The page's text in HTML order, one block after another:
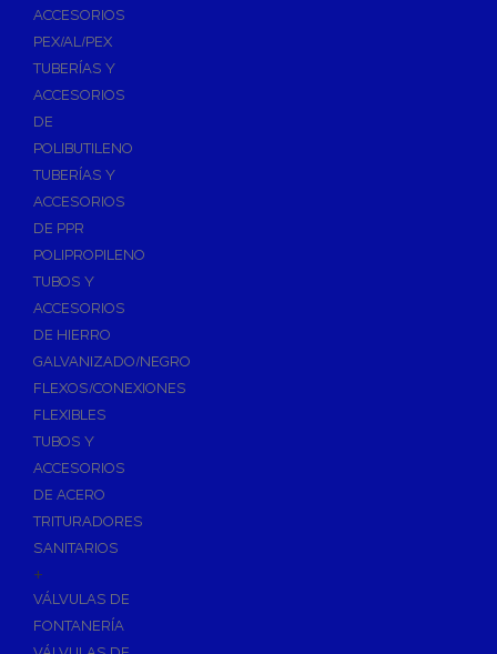
ACCESORIOS
PEX/AL/PEX
TUBERÍAS Y
ACCESORIOS
DE
POLIBUTILENO
TUBERÍAS Y
ACCESORIOS
DE PPR
POLIPROPILENO
TUBOS Y
ACCESORIOS
DE HIERRO
GALVANIZADO/NEGRO
FLEXOS/CONEXIONES
FLEXIBLES
TUBOS Y
ACCESORIOS
DE ACERO
TRITURADORES
SANITARIOS
+
VÁLVULAS DE
FONTANERÍA